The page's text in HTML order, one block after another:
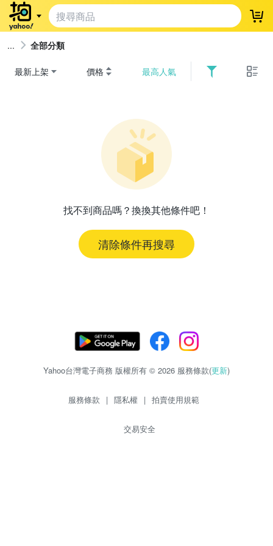
登
全部分類
最新上架 價格 最高人氣
找不到商品嗎？換換其他條件吧！
清除條件再搜尋
Yahoo台灣電子商務 版權所有 © 2026 服務條款(更新)
服務條款 | 隱私權 | 拍賣使用規範
交易安全